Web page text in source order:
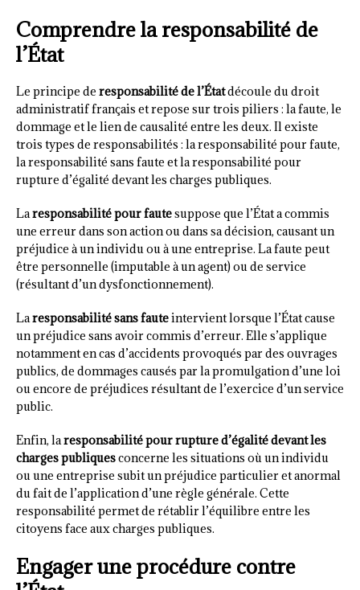
Comprendre la responsabilité de
l’État
Le principe de responsabilité de l’Étatdécoule du droit
administratif français et repose sur trois piliers : la faute, le
dommage et le lien de causalité entre les deux. Il existe
trois types de responsabilités : la responsabilité pour faute,
la responsabilité sans faute et la responsabilité pour
rupture d’égalité devant les charges publiques.
Laresponsabilité pour fautesuppose que l’État a commis
une erreur dans son action ou dans sa décision, causant un
préjudice à un individu ou à une entreprise. La faute peut
être personnelle (imputable à un agent) ou de service
(résultant d’un dysfonctionnement).
Laresponsabilité sans fauteintervient lorsque l’État cause
un préjudice sans avoir commis d’erreur. Elle s’applique
notamment en cas d’accidents provoqués par des ouvrages
publics, de dommages causés par la promulgation d’une loi
ou encore de préjudices résultant de l’exercice d’un service
public.
Enfin, laresponsabilité pour rupture d’égalité devant les
charges publiquesconcerne les situations où un individu
ou une entreprise subit un préjudice particulier et anormal
du fait de l’application d’une règle générale. Cette
responsabilité permet de rétablir l’équilibre entre les
citoyens face aux charges publiques.
Engager une procédure contre